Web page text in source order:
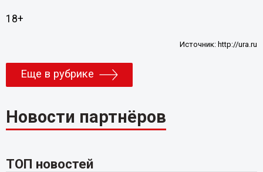
18+
Источник:http://ura.ru
Еще в рубрике
Новости партнёров
ТОП новостей